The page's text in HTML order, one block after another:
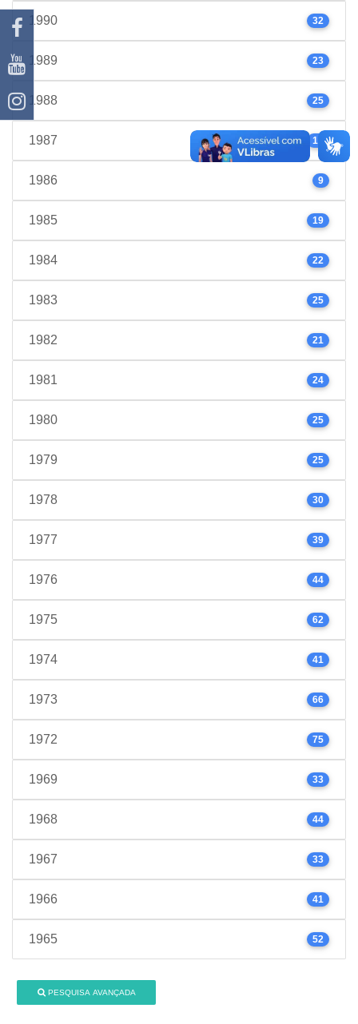
1990 32
1989 23
1988 25
1987 17
1986 9
1985 19
1984 22
1983 25
1982 21
1981 24
1980 25
1979 25
1978 30
1977 39
1976 44
1975 62
1974 41
1973 66
1972 75
1969 33
1968 44
1967 33
1966 41
1965 52
PESQUISA AVANÇADA